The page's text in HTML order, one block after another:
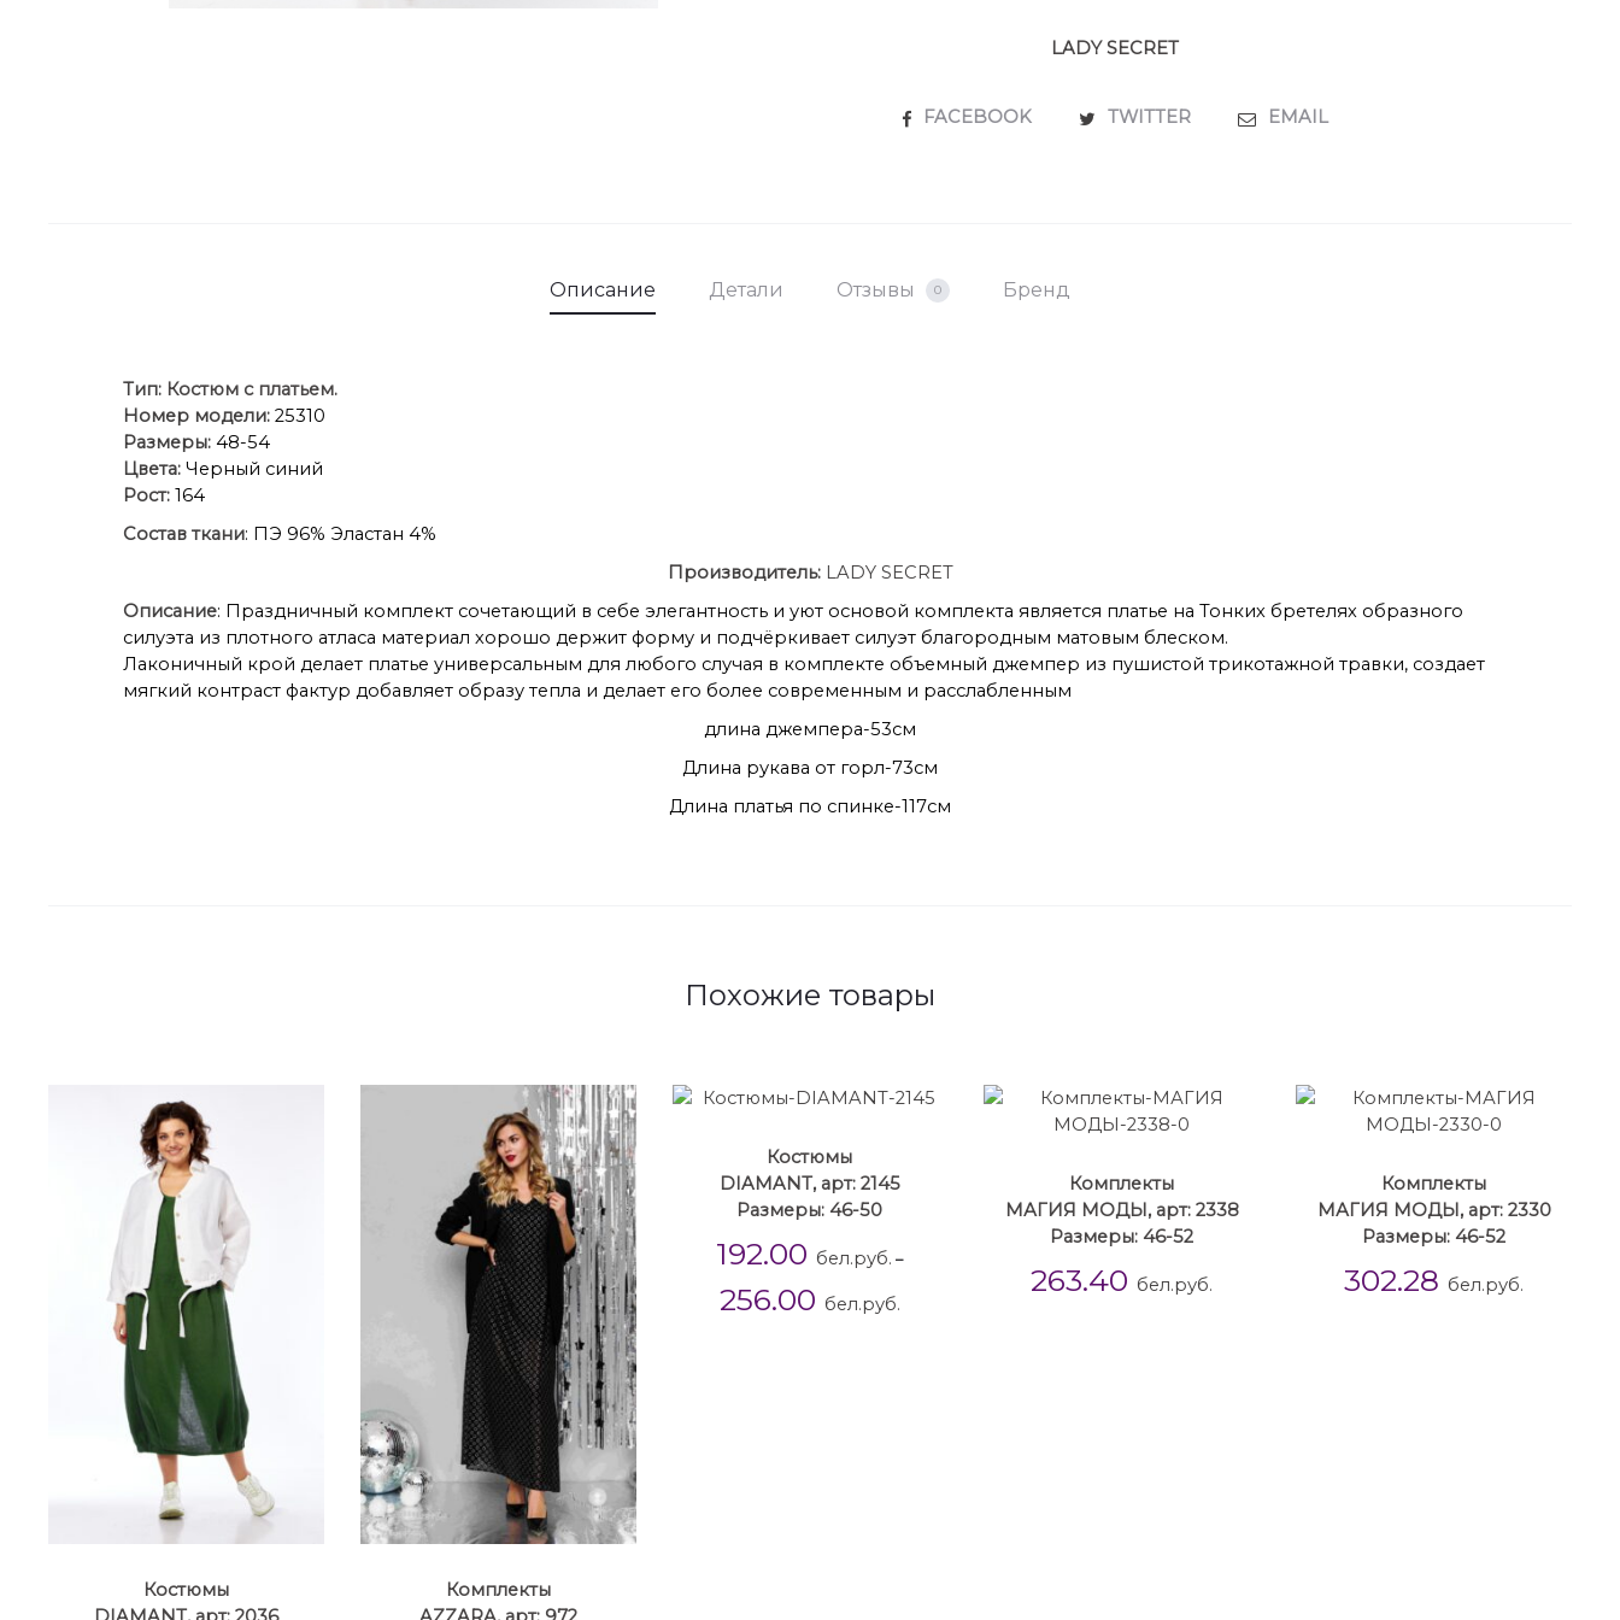
LADY SECRET
SHARE
FACEBOOK TWITTER EMAIL
Описание Детали Отзывы 0 Бренд
Тип: Костюм с платьем.
Номер модели: 25310
Размеры: 48-54
Цвета: Черный синий
Рост: 164
Состав ткани: ПЭ 96% Эластан 4%
Производитель: LADY SECRET
Описание: Праздничный комплект сочетающий в себе элегантность и уют основой комплекта является платье на Тонких бретелях образного
силуэта из плотного атласа материал хорошо держит форму и подчёркивает силуэт благородным матовым блеском.
Лаконичный крой делает платье универсальным для любого случая в комплекте объемный джемпер из пушистой трикотажной травки, создает
мягкий контраст фактур добавляет образу тепла и делает его более современным и расслабленным
длина джемпера-53см
Длина рукава от горл-73см
Длина платья по спинке-117см
Похожие товары
Костюмы
Комплекты
Костюмы
DIAMANT, арт: 2145
Размеры: 46-50
192.00 бел.руб. –
256.00 бел.руб.
Комплекты
МАГИЯ МОДЫ, арт: 2338
Размеры: 46-52
263.40 бел.руб.
Комплекты
МАГИЯ МОДЫ, арт: 2330
Размеры: 46-52
302.28 бел.руб.